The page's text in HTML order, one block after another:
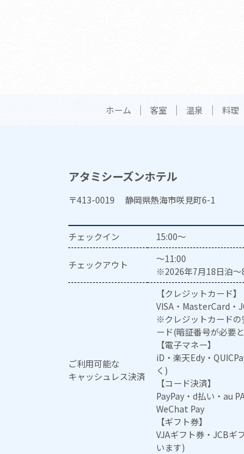
ホーム 客室 温泉 料理
アタミシーズンホテル
〒413-0019 静岡県熱海市咲見町6-1
チェックイン 15:00～
チェックアウト
～11:00
※2026年7月18日泊
ご利用可能な
キャッシュレス決済
【クレジットカード】
VISA・MasterCard・
※クレジットカードの
ード(暗証番号が必要
【電子マネー】
iD・楽天Edy・
く)
【コード決済】
PayPay・d払い・au
WeChat Pay
【ギフト券】
VJAギフト券・JCBギ
います)